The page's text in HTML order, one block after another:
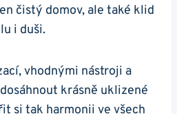
čistý domov, ale také klid
i duši.
vhodnými nástroji a
krásně uklizené
si tak harmonii ve všech